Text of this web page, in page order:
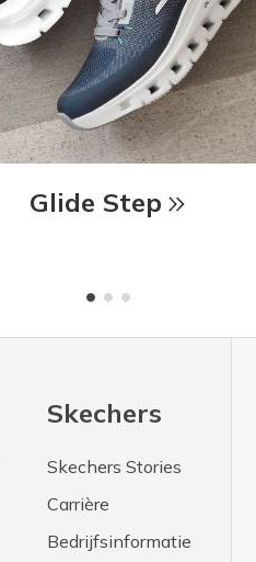
Glide Step
Skechers
Skechers Stories
Carrière
Bedrijfsinformatie